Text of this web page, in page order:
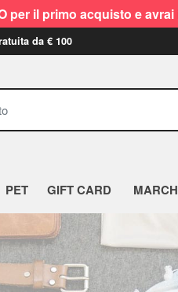
per il primo acquisto e
da € 100
PET GIFT CARD